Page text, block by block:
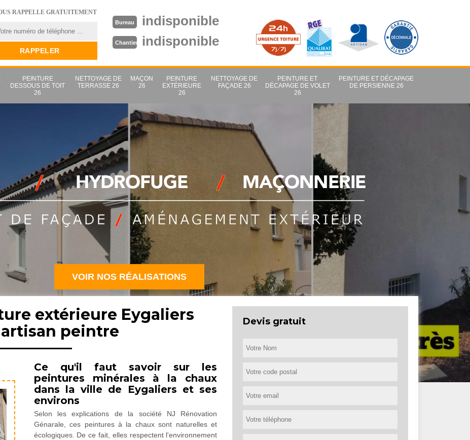
RAPPELLE GRATUITEMENT
Bureau indisponible
Chantier indisponible
PEINTURE
DESSOUS DE TOIT
26
NETTOYAGE DE
TERRASSE 26
MAÇON
26
PEINTURE
EXTÉRIEURE
26
NETTOYAGE DE
FAÇADE 26
PEINTURE ET
DÉCAPAGE DE VOLET
26
PEINTURE ET DÉCAPAGE
DE PERSIENNE 26
VOIR NOS RÉALISATIONS
extérieure Eygaliers
artisan peintre
Ce qu'il faut savoir sur les
peintures minérales à la chaux
dans la ville de Eygaliers et ses
environs
Selon les explications de la société NJ Rénovation
Génarale, ces peintures à la chaux sont naturelles et
écologiques. De ce fait, elles respectent l'environnement
Devis gratuit